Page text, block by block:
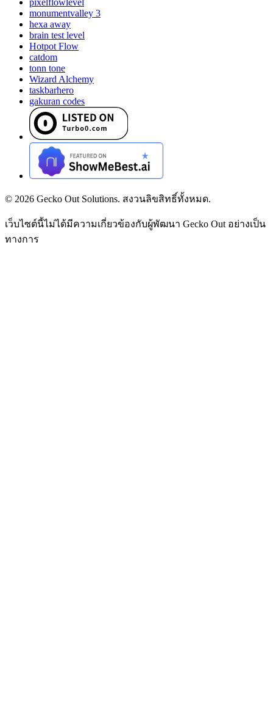
pixelflowlevel
monumentvalley 3
hexa away
brain test level
Hotpot Flow
catdom
tonn tone
Wizard Alchemy
taskbarhero
gakuran codes
© 2026 Gecko Out Solutions. สงวนลิขสิทธิ์ทั้งหมด.
เว็บไซต์นี้ไม่ได้มีความเกี่ยวข้องกับผู้พัฒนา Gecko Out อย่างเป็น
ทางการ